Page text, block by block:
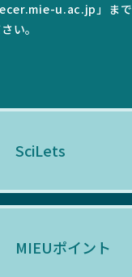
u.ac.jp」まで
い。
SciLets
MIEUポイント